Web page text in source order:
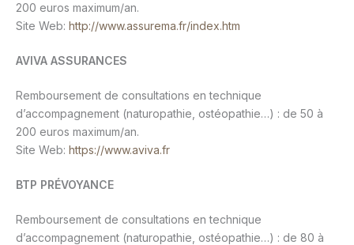
200 euros maximum/an.
Site Web: http://www.assurema.fr/index.htm
AVIVA ASSURANCES
Remboursement de consultations en technique
d’accompagnement (naturopathie, ostéopathie…) : de 50 à
200 euros maximum/an.
Site Web: https://www.aviva.fr
BTP PRÉVOYANCE
Remboursement de consultations en technique
d’accompagnement (naturopathie, ostéopathie…) : de 80 à